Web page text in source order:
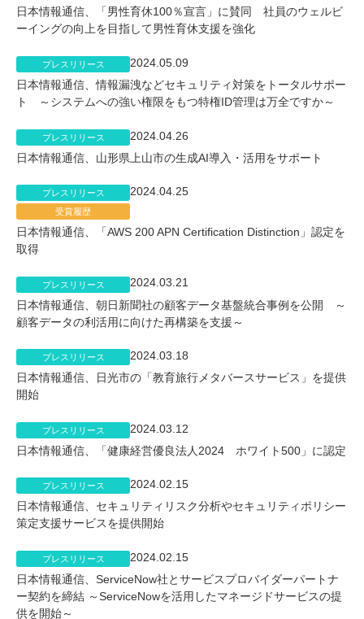
日本情報通信、「男性育休100％宣言」に賛同 社員のウェルビ
ーイングの向上を目指して男性育休支援を強化
プレスリリース
2024.05.09
日本情報通信、情報漏洩などセキュリティ対策をトータルサポー
ト ～システムへの強い権限をもつ特権ID管理は万全ですか～
プレスリリース
2024.04.26
日本情報通信、山形県上山市の生成AI導入・活用をサポート
プレスリリース
受賞履歴
2024.04.25
日本情報通信、「AWS 200 APN Certification Distinction」認定を
取得
プレスリリース
2024.03.21
日本情報通信、朝日新聞社の顧客データ基盤統合事例を公開 ～
顧客データの利活用に向けた再構築を支援～
プレスリリース
2024.03.18
日本情報通信、日光市の「教育旅行メタバースサービス」を提供
開始
プレスリリース
2024.03.12
日本情報通信、「健康経営優良法人2024 ホワイト500」に認定
プレスリリース
2024.02.15
日本情報通信、セキュリティリスク分析やセキュリティポリシー
策定支援サービスを提供開始
プレスリリース
2024.02.15
日本情報通信、ServiceNow社とサービスプロバイダーパートナ
ー契約を締結 ～ServiceNowを活用したマネージドサービスの提
供を開始～